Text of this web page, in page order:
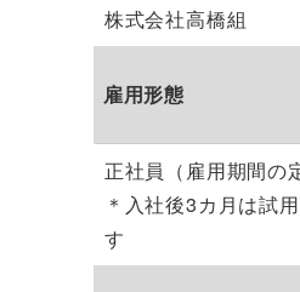
株式会社高橋組
雇用形態
正社員（雇用期間の
＊入社後3カ月は試
す